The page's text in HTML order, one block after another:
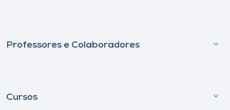
Professores e Colaboradores
Cursos